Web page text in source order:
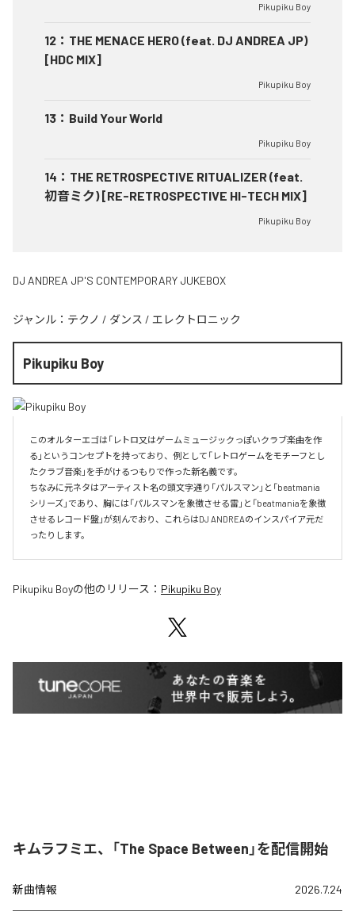
Pikupiku Boy
12 ： THE MENACE HERO (feat. DJ ANDREA JP)
[HDC MIX]
Pikupiku Boy
13 ： Build Your World
Pikupiku Boy
14 ： THE RETROSPECTIVE RITUALIZER (feat.
初音ミク) [RE-RETROSPECTIVE HI-TECH MIX]
Pikupiku Boy
DJ ANDREA JP'S CONTEMPORARY JUKEBOX
ジャンル： テクノ / ダンス / エレクトロニック
Pikupiku Boy
このオルターエゴは「レトロ又はゲームミュージックっぽいクラブ楽曲を作
る」というコンセプトを持っており、例として「レトロゲームをモチーフとし
たクラブ音楽」を手がけるつもりで作った新名義です。
ちなみに元ネタはアーティスト名の頭文字通り「パルスマン」と「beatmania
シリーズ」であり、胸には「パルスマンを象徴させる雷」と「beatmaniaを象徴
させるレコード盤」が刻んでおり、これらはDJ ANDREAのインスパイア元だ
ったりします。
Pikupiku Boyの他のリリース： Pikupiku Boy
キムラフミエ、「The Space Between」を配信開始
新曲情報 2026.7.24